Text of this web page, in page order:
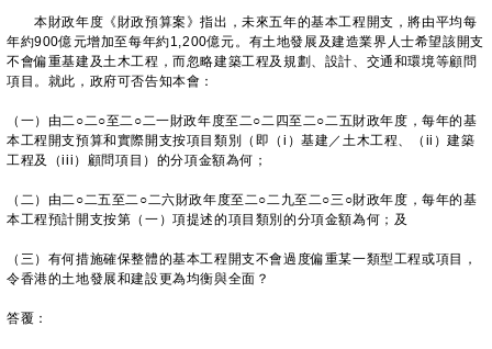
​本財政年度《財政預算案》指出，未來五年的基本工程開支，將由平均每
年約900億元增加至每年約1,200億元。有土地發展及建造業界人士希望該開支
不會偏重基建及土木工程，而忽略建築工程及規劃、設計、交通和環境等顧問
項目。就此，政府可否告知本會：
（一）由二○二○至二○二一財政年度至二○二四至二○二五財政年度，每年的基
本工程開支預算和實際開支按項目類別（即（i）基建／土木工程、（ii）‍建築
工程及（iii）顧問項目）的分項金額為何；
（二）由二○二五至二○二六財政年度至二○二九至二○三○財政年度，每年的基
本工程預計開支按第（一）項提述的項目類別的分項金額為何；及
（三）有何措施確保整體的基本工程開支不會過度偏重某一類型工程或項目，
令香港的土地發展和建設更為均衡與全面？
答覆：